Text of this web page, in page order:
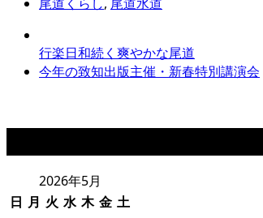
尾道くらし, 尾道水道
行楽日和続く爽やかな尾道
今年の致知出版主催・新春特別講演会
2026年5月
日 月 火 水 木 金 土